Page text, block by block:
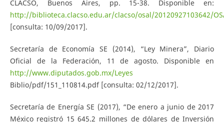
CLACSO, Buenos Aires, pp. 15-38. Disponible en:
http://biblioteca.clacso.edu.ar/clacso/osal/20120927103642/
[consulta: 10/09/2017].
Secretaría de Economía SE (2014), “Ley Minera”, Diario
Oficial de la Federación, 11 de agosto. Disponible en
http://www.diputados.gob.mx/Leyes
Biblio/pdf/151_110814.pdf [consulta: 02/12/2017].
Secretaría de Energía SE (2017), “De enero a junio de 2017
México registró 15 645.2 millones de dólares de Inversión